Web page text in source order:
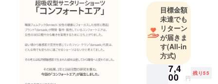
ターとして
200件近くの
韓国プロ
ジェクトの
日本進出を
サポートし
てきまし
目標金額
未達でも
リターン
が届きま
す(All-in
方式)
7,4
00 円
残り55